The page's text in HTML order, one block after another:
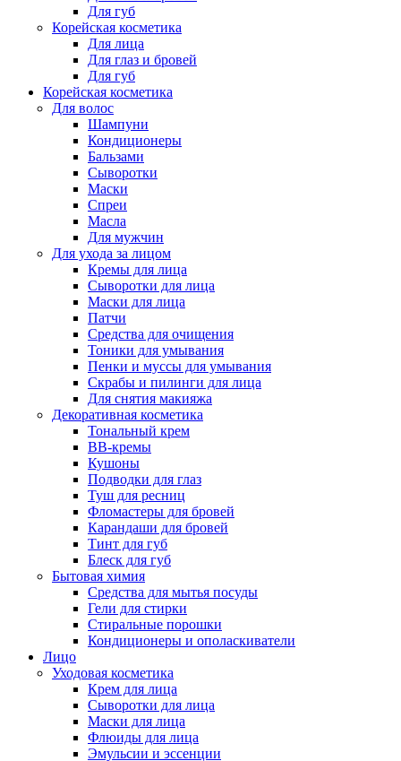
Для губ
Корейская косметика
Для лица
Для глаз и бровей
Для губ
Корейская косметика
Для волос
Шампуни
Кондиционеры
Бальзами
Сыворотки
Маски
Спреи
Масла
Для мужчин
Для ухода за лицом
Кремы для лица
Сыворотки для лица
Маски для лица
Патчи
Средства для очищения
Тоники для умывания
Пенки и муссы для умывания
Скрабы и пилинги для лица
Для снятия макияжа
Декоративная косметика
Тональный крем
BB-кремы
Кушоны
Подводки для глаз
Туш для ресниц
Фломастеры для бровей
Карандаши для бровей
Тинт для губ
Блеск для губ
Бытовая химия
Средства для мытья посуды
Гели для стирки
Стиральные порошки
Кондиционеры и ополаскиватели
Лицо
Уходовая косметика
Крем для лица
Сыворотки для лица
Маски для лица
Флюиды для лица
Эмульсии и эссенции